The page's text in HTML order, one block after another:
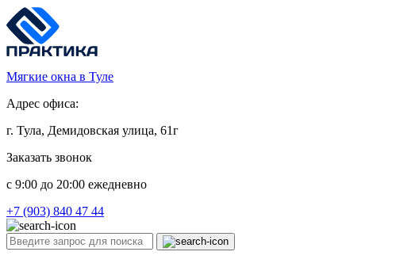
Мягкие окна в Туле
Адрес офиса:
г. Тула, Демидовская улица, 61г
Заказать звонок
c 9:00 до 20:00 ежедневно
+7 (903) 840 47 44